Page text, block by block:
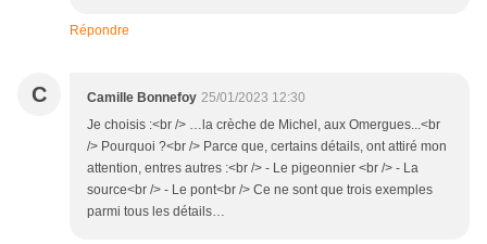
Répondre
C Camille Bonnefoy 25/01/2023 12:30
Je choisis :<br /> …la crèche de Michel, aux Omergues...<br
/> Pourquoi ?<br /> Parce que, certains détails, ont attiré mon
attention, entres autres :<br /> - Le pigeonnier <br /> - La
source<br /> - Le pont<br /> Ce ne sont que trois exemples
parmi tous les détails…